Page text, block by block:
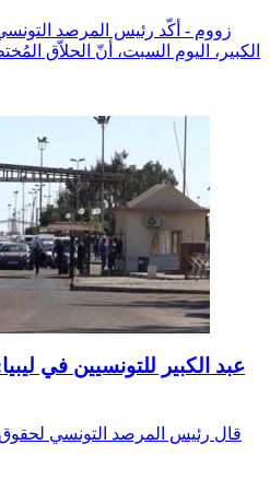
زووم - أكّد رئيس المرصد
الكبير، اليوم السبت، أنّ الحلاّق
عبد الكبير للتونسيين في
قال رئيس المرصد التونسي